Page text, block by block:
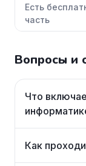
Есть
часть
Вопросы и
Что
Как